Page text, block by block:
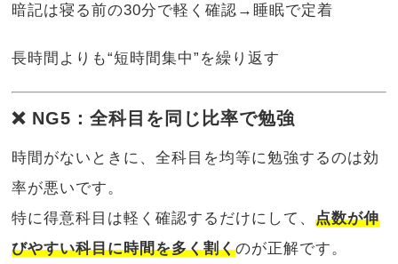
暗記は寝る前の30分で軽く確認→睡眠で定着
長時間よりも“短時間集中”を繰り返す
❌ NG5：全科目を同じ比率で勉強
時間がないときに、全科目を均等に勉強するのは効
率が悪いです。
特に得意科目は軽く確認するだけにして、点数が伸
びやすい科目に時間を多く割くのが正解です。